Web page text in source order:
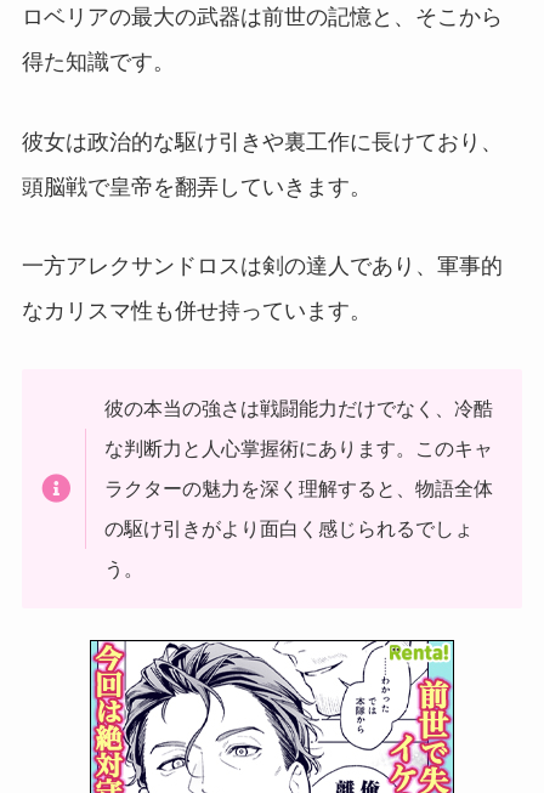
ロベリアの最大の武器は前世の記憶と、そこから
得た知識です。
彼女は政治的な駆け引きや裏工作に長けており、
頭脳戦で皇帝を翻弄していきます。
一方アレクサンドロスは剣の達人であり、軍事的
なカリスマ性も併せ持っています。
彼の本当の強さは戦闘能力だけでなく、冷酷
な判断力と人心掌握術にあります。このキャ
ラクターの魅力を深く理解すると、物語全体
の駆け引きがより面白く感じられるでしょ
う。